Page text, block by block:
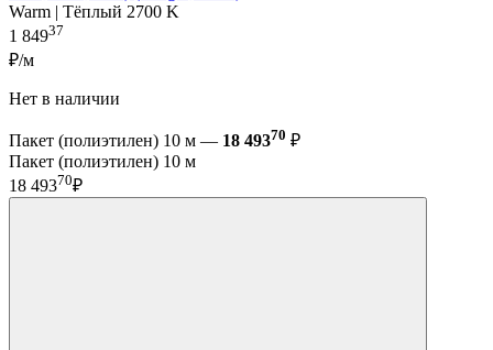
Warm | Тёплый 2700 K
1 84937
₽/м
Нет в наличии
Пакет (полиэтилен) 10 м — 18 49370 ₽
Пакет (полиэтилен) 10 м
18 49370₽